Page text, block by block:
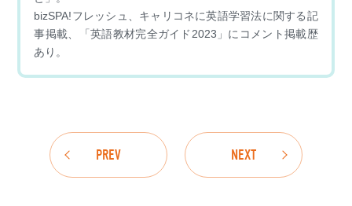
bizSPA!フレッシュ、キャリコネに英語学習法に関する記
事掲載、「英語教材完全ガイド2023」にコメント掲載歴
あり。
PREV NEXT